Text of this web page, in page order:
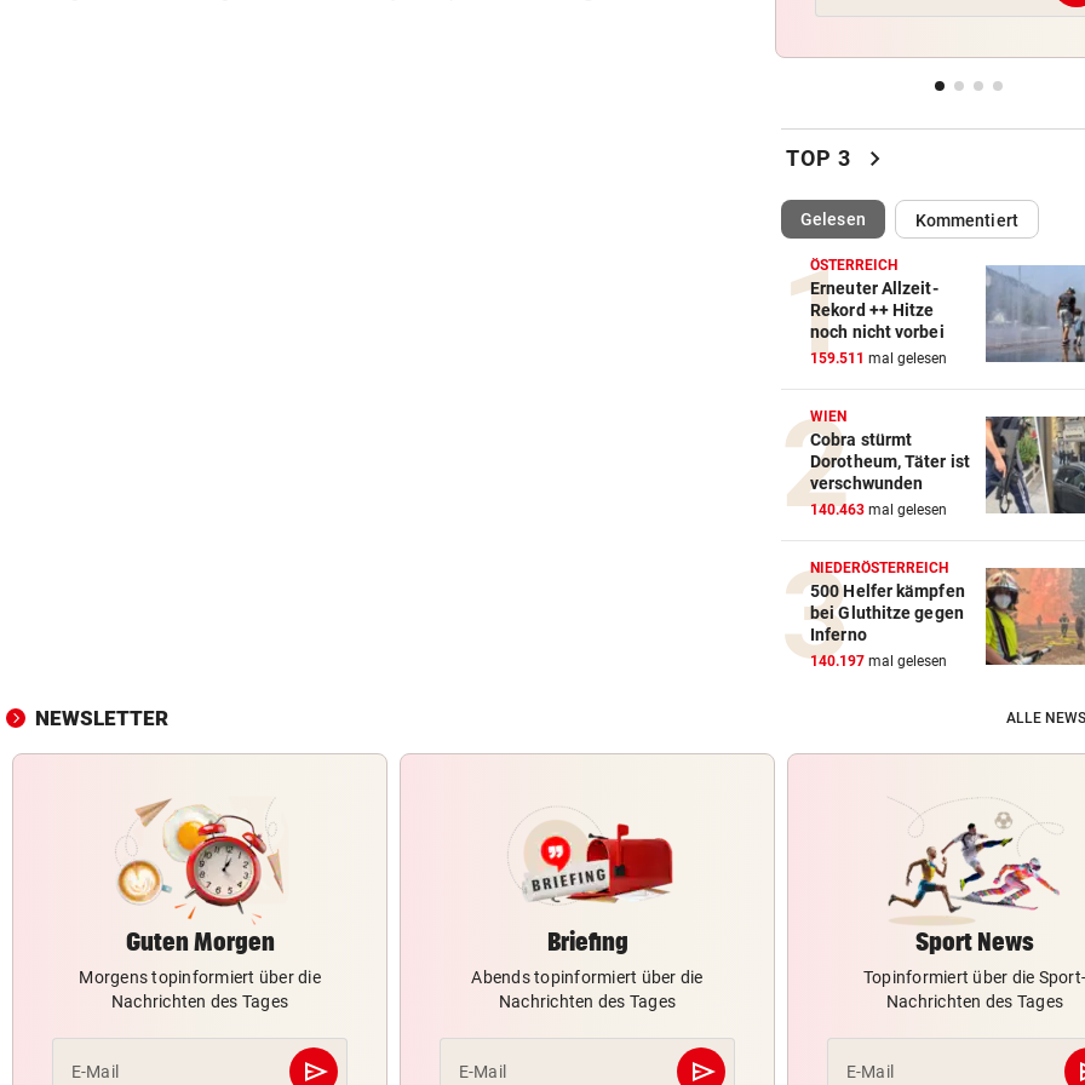
Diese Fehler kosten im
Austria und SKN hoffen auf
ins CL-Playoff
PERSONALMANGEL
Vorarlbergs Polizei braucht
Hilfe von außen
WK-LEITER RAUSGEWORFEN vor
Aussagen von Thaler
TOP 3 chevron_right
Gelesen(ausgewählt)Kommentiert
ÖSTERREICH
Erneuter Allzeit-
Rekord ++ Hitze
noch nicht vorbei
159.511 mal gelesen
WIEN
Cobra stürmt
Dorotheum, Täter ist
verschwunden
140.463 mal gelesen
NIEDERÖSTERREICH
500 Helfer kämpfen
bei Gluthitze gegen
Inferno
140.197 mal gelesen
NEWSLETTER ALLE
Guten Morgen
Morgens topinformiert über die
Nachrichten des Tages
E-Mail send
Abschicken
Briefing
Abends topinformiert über die
Nachrichten des Tages
E-Mail send
Abschicken
Sport News
Topinformiert über die Sport-
Nachrichten des Tages
E-Mail